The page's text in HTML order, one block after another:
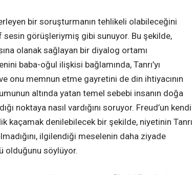
bir soruşturmanın tehlikeli olabileceğini
görüşleriymiş gibi sunuyor. Bu şekilde,
olanak sağlayan bir diyalog ortamı
baba-oğul ilişkisi bağlamında, Tanrı’yı
onu memnun etme gayretini de din ihtiyacının
altında yatan temel sebebi insanın doğa
noktaya nasıl vardığını soruyor. Freud’un kendi
denilebilecek bir şekilde, niyetinin Tanrı
ilgilendiği meselenin daha ziyade
olduğunu söylüyor.